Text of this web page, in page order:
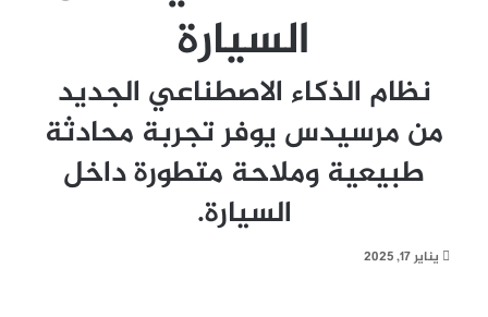
السيارة
نظام الذكاء الاصطناعي الجديد
من مرسيدس يوفر تجربة محادثة
طبيعية وملاحة متطورة داخل
السيارة.
يناير 17, 2025